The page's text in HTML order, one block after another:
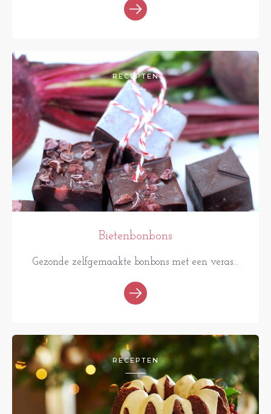
RECEPTEN
Bietenbonbons
Gezonde zelfgemaakte bonbons met een veras...
RECEPTEN